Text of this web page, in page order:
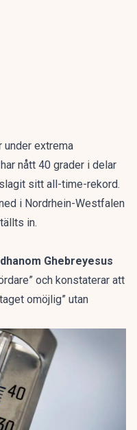
under extrema
nått 40 grader i delar
sitt all-time-rekord.
i Nordrhein-Westfalen
in.
Ghebreyesus
och konstaterar att
omöjlig” utan